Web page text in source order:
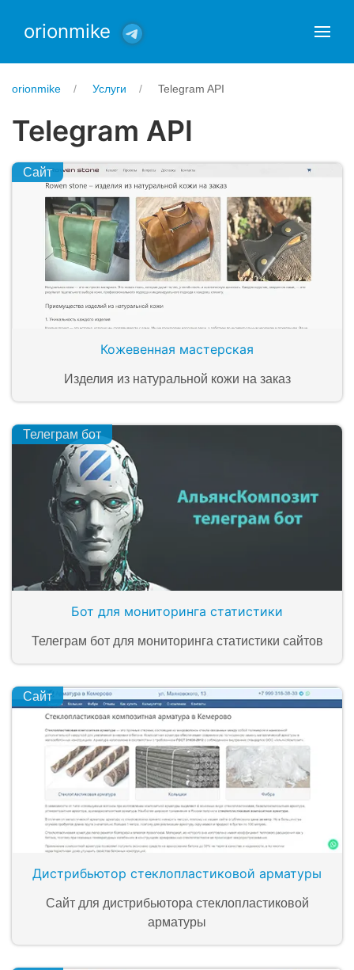
orionmike
orionmike Услуги Telegram API
Telegram API
Сайт
Кожевенная мастерская
Изделия из натуральной кожи на заказ
Телеграм бот
Бот для мониторинга статистики
Телеграм бот для мониторинга статистики сайтов
Сайт
Дистрибьютор стеклопластиковой арматуры
Сайт для дистрибьютора стеклопластиковой
арматуры